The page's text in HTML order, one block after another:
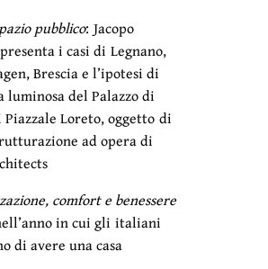
pubblico: Jacopo
i casi di Legnano,
Brescia e l’ipotesi di
luminosa del Palazzo di
Piazzale Loreto, oggetto di
ad opera di
comfort e benessere
in cui gli italiani
di avere una casa